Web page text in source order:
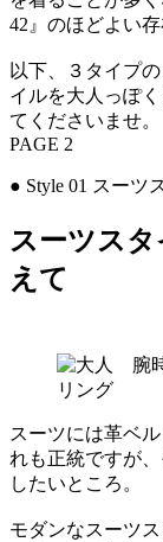
42』のほどよい
以下、３タイプ
イルを大人っぽ
てくださいませ。
PAGE 2
● Style 01 スーツ
スーツス
えて
スーツには革ベ
れも正統ですが
したいところ。
モダンなスーツ